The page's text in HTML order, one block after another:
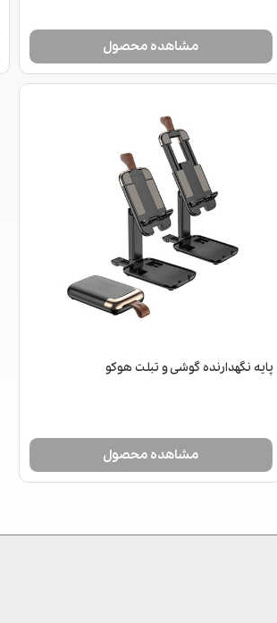
مشاهده محصول
پایه نگهدارنده گوشی و تبلت هوکو
مشاهده محصول